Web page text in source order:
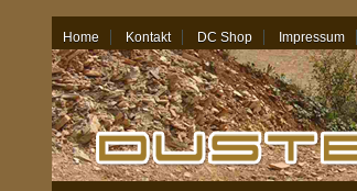
Home Kontakt DC Shop Impressum
06.08.26 - 05:37